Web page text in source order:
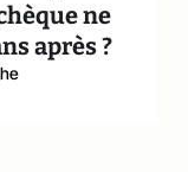
ne
après ?